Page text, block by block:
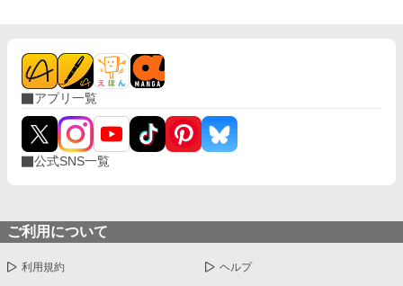
アプリ一覧
公式SNS一覧
ご利用について
利用規約 ヘルプ